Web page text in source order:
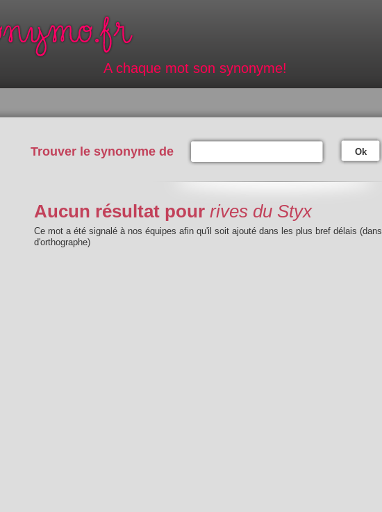
A chaque mot son synonyme!
Trouver le synonyme de Ok
Aucun résultat pour rives du Styx
Ce mot a été signalé à nos équipes afin qu'il soit ajouté dans les plus bref délais
d'orthographe)